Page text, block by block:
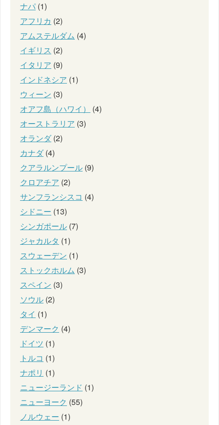
ナパ (1)
アフリカ (2)
アムステルダム (4)
イギリス (2)
イタリア (9)
インドネシア (1)
ウィーン (3)
オアフ島（ハワイ）
(4)
オーストラリア (3)
オランダ(2)
カナダ(4)
クアラルンプール (9)
クロアチア (2)
サンフランシスコ (4)
シドニー (13)
シンガポール (7)
ジャカルタ (1)
スウェーデン (1)
ストックホルム (3)
スペイン (3)
ソウル (2)
タイ (1)
デンマーク (4)
ドイツ (1)
トルコ (1)
ナポリ (1)
ニュージーランド (1)
ニューヨーク (55)
ノルウェー (1)